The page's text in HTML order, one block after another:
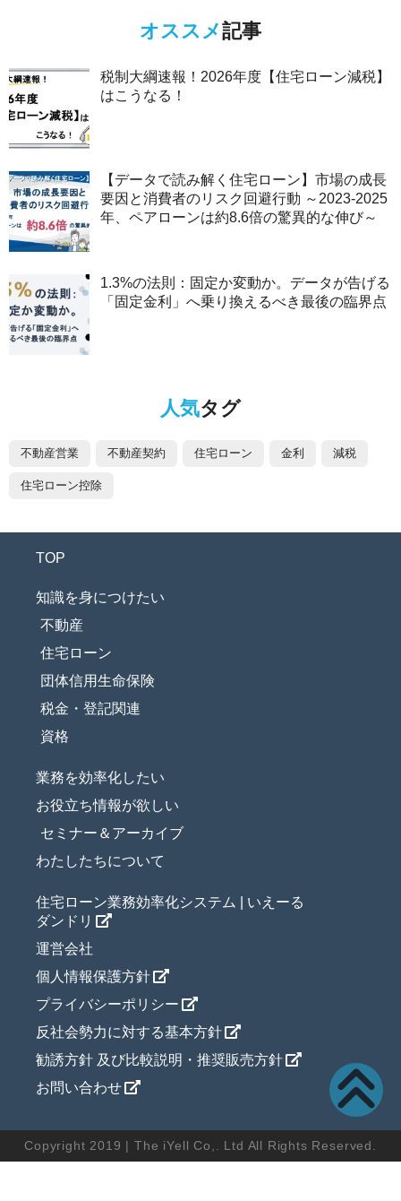
オススメ記事
税制大綱速報！2026年度【住宅ローン減税】
はこうなる！
【データで読み解く住宅ローン】市場の成長
要因と消費者のリスク回避行動 ～2023-2025
年、ペアローンは約8.6倍の驚異的な伸び～
1.3%の法則：固定か変動か。データが告げる
「固定金利」へ乗り換えるべき最後の臨界点
人気タグ
不動産営業 不動産契約 住宅ローン 金利 減税
住宅ローン控除
TOP
知識を身につけたい
不動産
住宅ローン
団体信用生命保険
税金・登記関連
資格
業務を効率化したい
お役立ち情報が欲しい
セミナー＆アーカイブ
わたしたちについて
住宅ローン業務効率化システム | いえーる
ダンドリ
運営会社
個人情報保護方針
プライバシーポリシー
反社会勢力に対する基本方針
勧誘方針 及び比較説明・推奨販売方針
お問い合わせ
Copyright 2019 | The iYell Co,. Ltd All Rights Reserved.